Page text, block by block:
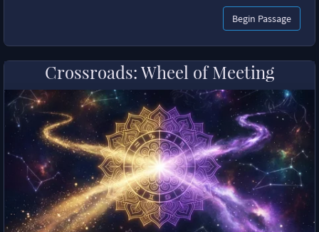
Begin Passage
Crossroads: Wheel of Meeting